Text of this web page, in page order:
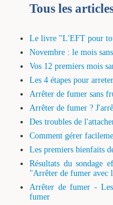
Tous les
Le livre "L'EFT pour
Novembre : le mois
Vos 12 premiers mois
Les 4 étapes pour
Arrêter de fumer sans
Arrêter de fumer ?
Des troubles de
Comment gérer
Les premiers bienfaits
Résultats du sondage
"Arrêter de fumer avec
Arrêter de fumer - Les
fumer